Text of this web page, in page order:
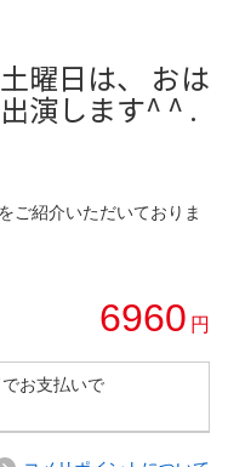
曜日は、 おは
演します^ ^ .
ご紹介いただいておりま
6960 円
お支払いで